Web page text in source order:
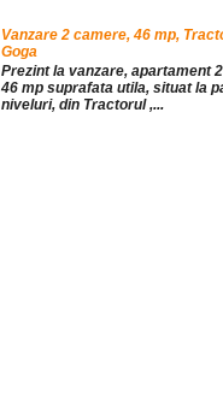
Vanzare 2 camere, 46 mp,
Goga
Prezint la vanzare, apartament
46 mp suprafata utila, situat la
niveluri, din Tractorul ,...